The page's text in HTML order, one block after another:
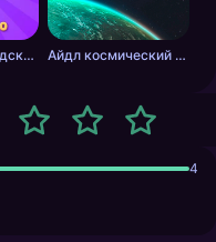
Печенька с предсказанием Айдл космический добытчик
4